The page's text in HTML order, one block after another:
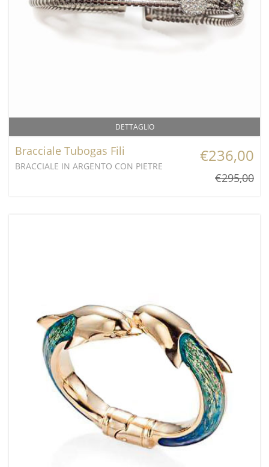
DETTAGLIO
Bracciale Tubogas Fili
BRACCIALE IN ARGENTO CON PIETRE
€236,00
€295,00